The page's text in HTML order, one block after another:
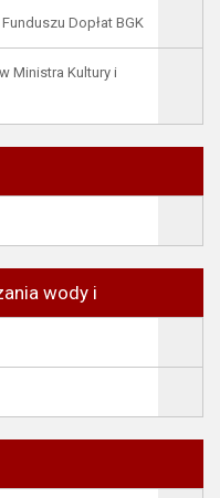
Dopłat BGK
Ministra Kultury i
wody i